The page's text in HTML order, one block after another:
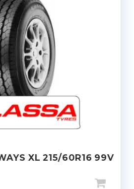
XL 215/60R16 99V